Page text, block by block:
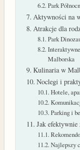
Park
Aktywności na
Atrakcje dla
Park
Malborska
Kulinaria w
Noclegi i
Hotele,
Parking i
Jak efektywnie
Najlepszy